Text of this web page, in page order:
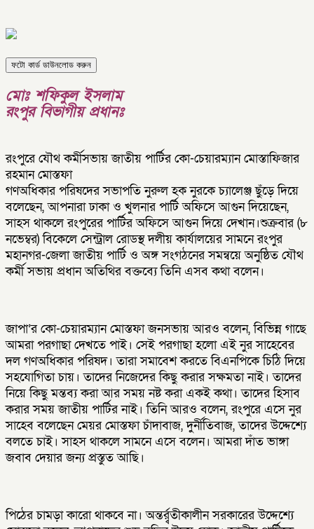
ফটো কার্ড ডাউনলোড করুন
মোঃ শফিকুল ইসলাম
রংপুর বিভাগীয় প্রধানঃ
রংপুরে যৌথ কর্মীসভায় জাতীয় পার্টির কো-চেয়ারম্যান মোস্তাফিজার
রহমান মোস্তফা
গণঅধিকার পরিষদের সভাপতি নুরুল হক নুরকে চ্যালেঞ্জ ছুঁড়ে দিয়ে
বলেছেন, আপনারা ঢাকা ও খুলনার পার্টি অফিসে আগুন দিয়েছেন,
সাহস থাকলে রংপুরের পার্টির অফিসে আগুন দিয়ে দেখান।শুক্রবার (৮
নভেম্বর) বিকেলে সেন্ট্রাল রোডস্থ দলীয় কার্যালয়ের সামনে রংপুর
মহানগর-জেলা জাতীয় পার্টি ও অঙ্গ সংগঠনের সমন্বয়ে অনুষ্ঠিত যৌথ
কর্মী সভায় প্রধান অতিথির বক্তব্যে তিনি এসব কথা বলেন।
জাপা’র কো-চেয়ারম্যান মোস্তফা জনসভায় আরও বলেন, বিভিন্ন গাছে
আমরা পরগাছা দেখতে পাই। সেই পরগাছা হলো এই নুর সাহেবের
দল গণঅধিকার পরিষদ। তারা সমাবেশ করতে বিএনপিকে চিঠি দিয়ে
সহযোগিতা চায়। তাদের নিজেদের কিছু করার সক্ষমতা নাই। তাদের
নিয়ে কিছু মন্তব্য করা আর সময় নষ্ট করা একই কথা। তাদের হিসাব
করার সময় জাতীয় পার্টির নাই। তিনি আরও বলেন, রংপুরে এসে নুর
সাহেব বলেছেন মেয়র মোস্তফা চাঁদাবাজ, দুর্নীতিবাজ, তাদের উদ্দেশ্যে
বলতে চাই। সাহস থাকলে সামনে এসে বলেন। আমরা দাঁত ভাঙ্গা
জবাব দেয়ার জন্য প্রস্তুত আছি।
পিঠের চামড়া কারো থাকবে না। অন্তর্র্বতীকালীন সরকারের উদ্দেশ্যে